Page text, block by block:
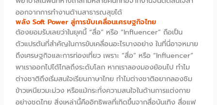
ออกจากการทำงานด้านสาธารณสุขได้
พลัง Soft Power สู่การขับเคลื่อนเศรษฐกิจไทย
ต้องยอมรับเลยว่าในยุคนี้ “สื่อ” หรือ “Influencer” ถือเป็น
ตัวแปรต้นที่สำคัญในการขับเคลื่อนอะไรบางอย่าง ในที่นี่อาจหมาย
ถึงเศรษฐกิจและการท่องเที่ยว เพราะ “สื่อ” หรือ “Influencer”
พาเราออกไปได้ไกลถึงระดับโลก หากเราลองมองย้อนไป ทำไม
ต่างชาติถึงเริ่มสนใจเรียนภาษาไทย ทำไมต่างชาติอยากลองชิม
ข้าวเหนียวมะม่วง หรือแม้กระทั่งความสนใจในด้านการแต่งกาย
อย่างชุดไทย สิ่งเหล่านี้คืออิทธิพลที่เกิดขึ้นจากสื่อบันเทิง สื่อแฟ